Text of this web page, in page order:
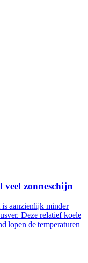
zonneschijn
is aanzienlijk minder
Deze relatief koele
lopen de temperaturen